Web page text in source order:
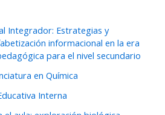
Integrador: Estrategias y
informacional en la era
para el nivel secundario
en Química
Interna